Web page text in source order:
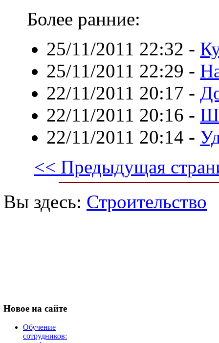
Более ранние:
25/11/2011 22:32 -
25/11/2011 22:29 -
22/11/2011 20:17 -
22/11/2011 20:16 -
22/11/2011 20:14 -
<< Предыдущая
Вы здесь: Строительство
Новое на сайте
Обучение
сотрудников: